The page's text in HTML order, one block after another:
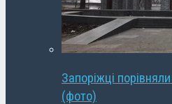
Запоріжці
(фото)